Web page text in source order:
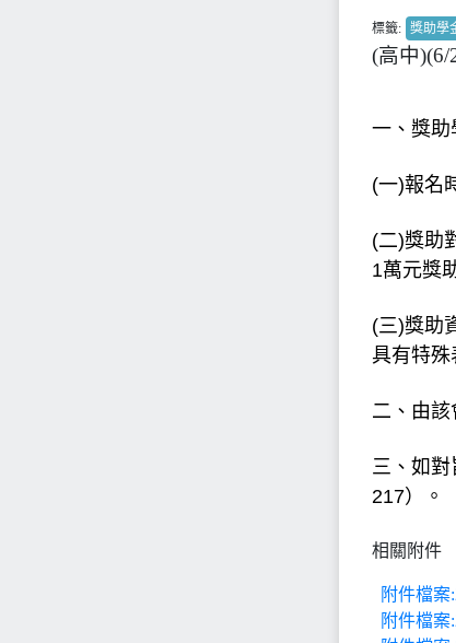
標籤: 獎助學
(高中
一、獎助
(一)報名
(二)獎助
1萬元獎
(三)獎助
具有特
二、由
三、如
217）。
相關附件
附件檔案
附件檔案